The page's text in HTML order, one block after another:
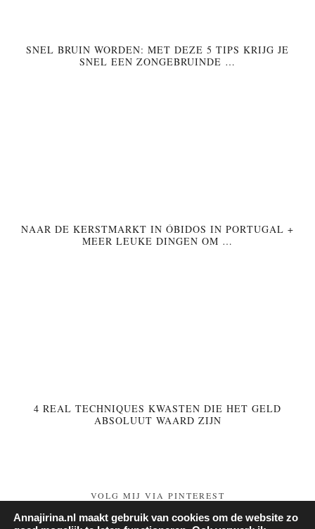
SNEL BRUIN WORDEN: MET DEZE 5 TIPS KRIJG JE
SNEL EEN ZONGEBRUINDE …
NAAR DE KERSTMARKT IN ÓBIDOS IN PORTUGAL +
MEER LEUKE DINGEN OM …
4 REAL TECHNIQUES KWASTEN DIE HET GELD
ABSOLUUT WAARD ZIJN
VOLG MIJ VIA PINTEREST
Annajirina.nl maakt gebruik van cookies om de website zo